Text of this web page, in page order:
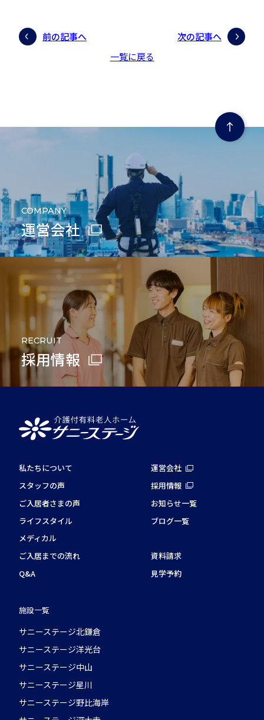
前の記事へ
一覧に戻る
次の記事へ
ページの先頭にもどる
COMPANY
運営会社
RECRUIT
採用情報
私たちについて
スタッフの声
ご入居者さまの声
ライフスタイル
メディカル
ご入居までの流れ
Q&A
施設一覧
サニーステージ北鎌倉
サニーステージ洋光台
サニーステージ中山
サニーステージ星川
サニーステージ野比海岸
運営会社
採用情報
お知らせ一覧
ブログ一覧
資料請求
見学予約